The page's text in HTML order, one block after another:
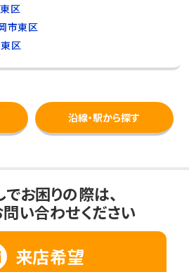
区
市東区
区
沿線・駅から探す
お困りの際は、
い合わせください
来店希望